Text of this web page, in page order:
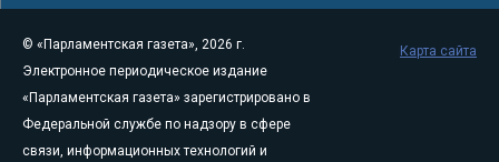
© «Парламентская газета», 2026 г.
Электронное периодическое издание
«Парламентская газета» зарегистрировано в
Федеральной службе по надзору в сфере
связи, информационных технологий и
Карта сайта